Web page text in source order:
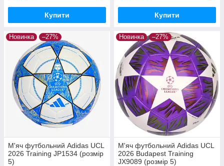
Купити Купити
Новинка –27%
М'яч футбольний Adidas UCL
2026 Training JP1534 (розмір
5)
Новинка –27%
М'яч футбольний Adidas UCL
2026 Budapest Training
JX9089 (розмір 5)